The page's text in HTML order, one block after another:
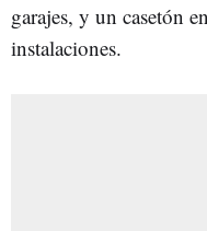
garajes, y un casetón
instalaciones.